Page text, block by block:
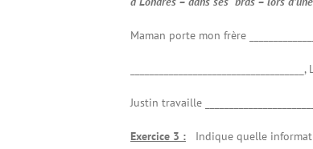
Maman porte mon frère
Justin travaille
Exercice 3 : Indique quelle